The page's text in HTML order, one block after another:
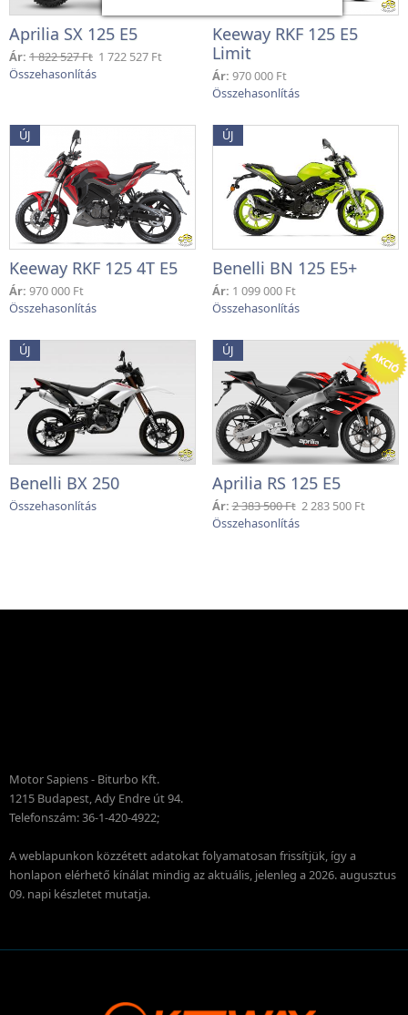
Aprilia SX 125 E5
Ár: 1 822 527 Ft 1 722 527 Ft
Keeway RKF 125 E5
Limit
Ár: 970 000 Ft
ÚJ
Keeway RKF 125 4T E5
Ár: 970 000 Ft
ÚJ
Benelli BN 125 E5+
Ár: 1 099 000 Ft
ÚJ
Benelli BX 250
ÚJ
Aprilia RS 125 E5
Ár:2 383 500 Ft 2 283 500 Ft
Motor Sapiens - Biturbo Kft.
1215 Budapest, Ady Endre út 94.
Telefonszám: 36-1-420-4922;
A weblapunkon közzétett adatokat folyamatosan frissítjük, így a
honlapon elérhető kínálat mindig az aktuális, jelenleg a 2026. augusztus
09. napi készletet mutatja.